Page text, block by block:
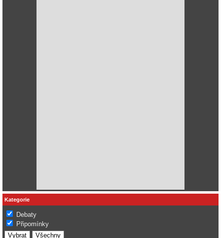
Kategorie
Debaty
Připomínky